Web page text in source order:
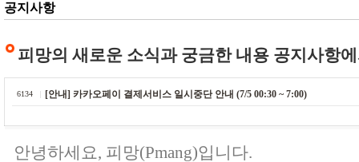
공지사항
피망의 새로운 소식과 궁금한 내용 공지사항
6134 [안내] 카카오페이 결제서비스 일시중단 안내 (7/5 00:30 ~ 7:00)
안녕하세요, 피망(Pmang)입니다.